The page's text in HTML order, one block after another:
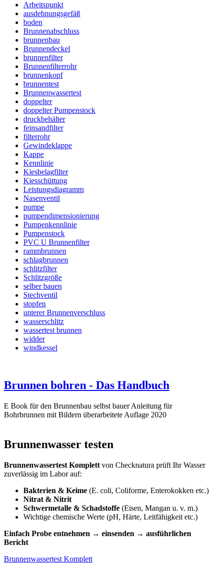
Arbeitspunkt
ausdehnungsgefäß
boden
Brunnenabschluss
brunnenbau
Brunnendeckel
brunnenfilter
Brunnenfilterrohr
brunnenkopf
brunnentest
Brunnenwassertest
doppelter
doppelter Pumpenstock
druckbehälter
feinsandfilter
filterrohr
Gewindeklappe
Kappe
Kennlinie
Kiesbelagfilter
Kiesschüttung
Leistungsdiagramm
Nasenventil
pumpe
pumpendimensionierung
Pumpenkennlinie
Pumpenstock
PVC U Brunnenfilter
rammbrunnen
schlagbrunnen
schlitzfilter
Schlitzgröße
selber bauen
Stechventil
stopfen
unterer Brunnenverschluss
wasserschlitz
wassertest brunnen
widder
windkessel
Brunnen bohren - Das Handbuch
E Book für den Brunnenbau selbst bauer Anleitung für
Bohrbrunnen mit Bildern überarbeitete Auflage 2020
Brunnenwasser testen
Brunnenwassertest Komplett von Checknatura prüft Ihr Wasser
zuverlässig im Labor auf:
Bakterien & Keime (E. coli, Coliforme, Enterokokken etc.)
Nitrat & Nitrit
Schwermetalle & Schadstoffe (Eisen, Mangan u. v. m.)
Wichtige chemische Werte (pH, Härte, Leitfähigkeit etc.)
Einfach Probe entnehmen → einsenden → ausführlichen
Bericht
Brunnenwassertest Komplett